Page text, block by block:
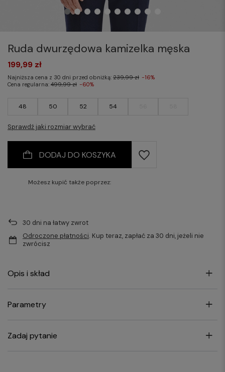
Ruda dwurzędowa kamizelka męska
48 50 52 54
Sprawdź jaki rozmiar wybrać
199,99 zł
Najniższa cena z 30 dni przed obniżką: 239,99 zł -16%
Cena regularna: 499,99 zł -60%
DODAJ DO KOSZYKA
Możesz kupić także poprzez:
30 dni na łatwy zwrot
Odroczone płatności. Kup teraz, zapłać za 30 dni, jeżeli nie
zwrócisz
Opis i skład
Parametry
Zadaj pytanie